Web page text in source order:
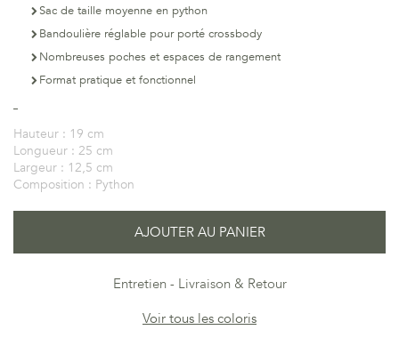
Sac de taille moyenne en python
Bandoulière réglable pour porté crossbody
Nombreuses poches et espaces de rangement
Format pratique et fonctionnel
Hauteur : 19 cm
Longueur : 25 cm
Largeur : 12,5 cm
Composition : Python
AJOUTER AU PANIER
Entretien
Livraison & Retour
Voir tous les coloris